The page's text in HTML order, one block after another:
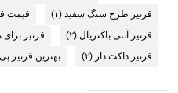
قرنیز طرح سنگ سفید(۱) قیمت
قرنیز آنتی باکتریال(۲) قرنیز
قرنیز داکت دار(۲) بهترین